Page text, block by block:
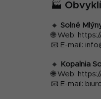
🏭
🔸 Solné
🌐 Web:
📧 E-mail:
🔸 Kopalnia
🌐 Web:
📧 E-mail: